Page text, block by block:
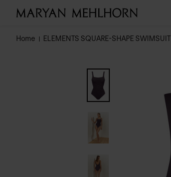
Home ELEMENTS SQUARE-SHAPE SWIMSUIT